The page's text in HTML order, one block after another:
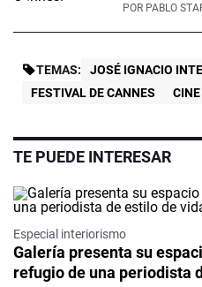
POR PABLO
TEMAS:
JOSÉ IGNACIO
FESTIVAL DE CANNES
CINE
TE PUEDE INTERESAR
Especial interiorismo
Galería presenta su
refugio de una periodista